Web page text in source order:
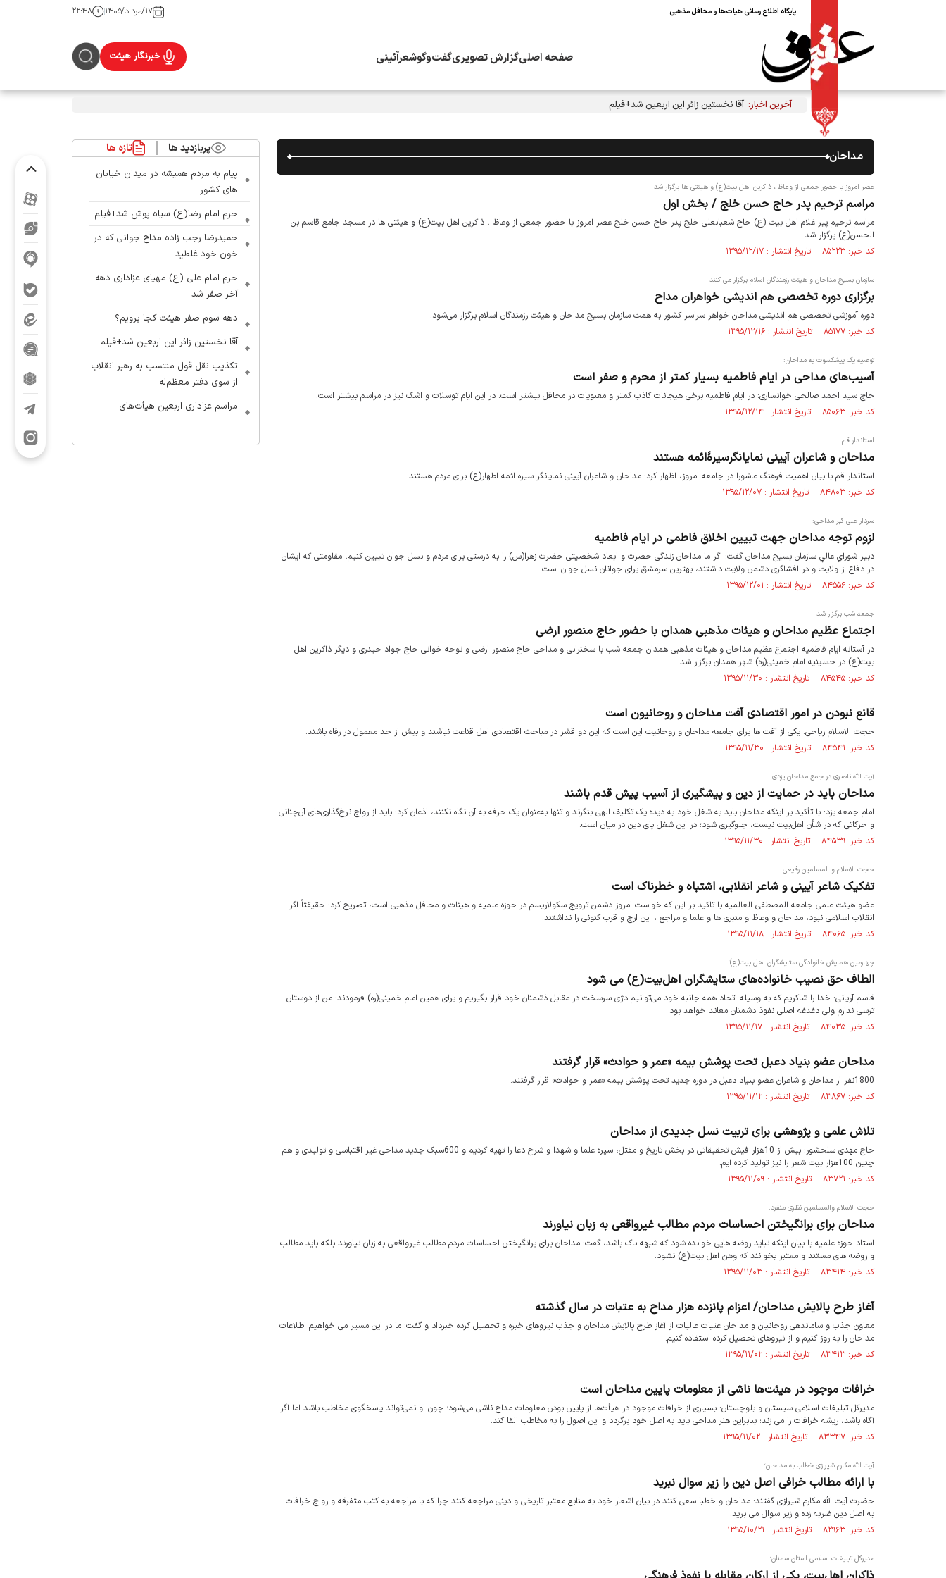
پایگاه اطلاع رسانی هیات‌ها و محافل مذهبی ۱۷/مرداد/۱۴۰۵ ۲۲:۴۸
صفحه اصلیگزارش تصویریگفت‌وگوشعرآئینی خبرنگار هیئت
آخرین اخبار: آقا نخستین زائر این اربعین شد+فیلم
مداحان
عصر امروز با حضور جمعی از وعاظ ، ذاکرین اهل بیت(ع) و هیئتی ها برگزار شد
مراسم ترحیم پدر حاج حسن خلج / بخش اول
مراسم ترحیم پیر غلام اهل بیت (ع) حاج شعبانعلی خلج پدر حاج حسن خلج عصر امروز با حضور جمعی از وعاظ ، ذاکرین اهل بیت(ع) و هیئتی ها در مسجد جامع قاسم بن
الحسن(ع) برگزار شد .
کد خبر: ۸۵۲۲۳ تاریخ انتشار : ۱۳۹۵/۱۲/۱۷
سازمان بسیج مداحان و هیئت رزمندگان اسلام برگزار می کنند
برگزاری دوره تخصصی هم اندیشی خواهران مداح
دوره آموزشی تخصصی هم اندیشی مداحان خواهر سراسر کشور به همت سازمان بسیج مداحان و هیئت رزمندگان اسلام برگزار می‌شود.
کد خبر: ۸۵۱۷۷ تاریخ انتشار : ۱۳۹۵/۱۲/۱۶
توصیه یک پیشکسوت به مداحان:
آسیب‌های مداحی در ایام فاطمیه بسیار کمتر از محرم و صفر است
حاج سید احمد صالحی خوانساری: در ایام فاطمیه برخی هیجانات کاذب کمتر و معنویات در محافل بیشتر است. در این ایام توسلات و اشک نیز در مراسم بیشتر است.
کد خبر: ۸۵۰۶۳ تاریخ انتشار : ۱۳۹۵/۱۲/۱۴
استاندار قم:
مداحان و شاعران آیینی نمایانگرسیرۀائمه هستند
استاندار قم با بیان اهمیت فرهنگ عاشورا در جامعه امروز، اظهار کرد: مداحان و شاعران آیینی نمایانگر سیره ائمه اطهار(ع) برای مردم هستند.
کد خبر: ۸۴۸۰۳ تاریخ انتشار : ۱۳۹۵/۱۲/۰۷
سردار علی‌اکبر مداحی:
لزوم توجه مداحان جهت تبیین اخلاق فاطمی در ایام فاطمیه
دبير شوراي عالي سازمان بسیج مداحان گفت: اگر ما مداحان زندگی حضرت و ابعاد شخصیتی حضرت زهرا(س) را به درستی برای مردم و نسل جوان تبیین کنیم، مقاومتی که ایشان
در دفاع از ولایت و در افشاگری دشمن ولایت داشتند، بهترین سرمشق برای جوانان نسل جوان است.
کد خبر: ۸۴۵۵۶ تاریخ انتشار : ۱۳۹۵/۱۲/۰۱
جمعه شب برگزار شد
اجتماع عظیم مداحان و هیئات مذهبی همدان با حضور حاج منصور ارضی
در آستانه ایام فاطمیه اجتماع عظیم مداحان و هیئات مذهبی همدان جمعه شب با سخنرانی و مداحی حاج منصور ارضی و نوحه خوانی حاج جواد حیدری و دیگر ذاکرین اهل
بیت(ع) در حسینیه امام خمینی(ره) شهر همدان برگزار شد.
کد خبر: ۸۴۵۴۵ تاریخ انتشار : ۱۳۹۵/۱۱/۳۰
قانع نبودن در امور اقتصادی آفت مداحان و روحانیون است
حجت الاسلام ریاحی: یکی از آفت ها برای جامعه مداحان و روحانیت این است که این دو قشر در مباحث اقتصادی اهل قناعت نباشند و بیش از حد معمول در رفاه باشند.
کد خبر: ۸۴۵۴۱ تاریخ انتشار : ۱۳۹۵/۱۱/۳۰
آیت الله ناصری در جمع مداحان یزدی:
مداحان باید در حمایت از دین و پیشگیری از آسیب پیش قدم باشند
امام جمعه یزد: با تأکید بر اینکه مداحان باید به شغل خود به دیده یک تکلیف الهی بنگرند و تنها به‌عنوان یک حرفه به آن نگاه نکنند، اذعان کرد: باید از رواج نرخ‌گذاری‌های آن‌چنانی
و حرکاتی که در شأن اهل‌بیت نیست، جلوگیری شود؛ در این شغل پای دین در میان است.
کد خبر: ۸۴۵۳۹ تاریخ انتشار : ۱۳۹۵/۱۱/۳۰
حجت الاسلام و المسلمین رفیعی:
تفکیک شاعر آیینی و شاعر انقلابی، اشتباه و خطرناک است
عضو هیئت علمی جامعه المصطفی العالمیه با تاکید بر این که خواست امروز دشمن ترویج سکولاریسم در حوزه علمیه و هیئات و محافل مذهبی است، تصریح کرد: حقیقتاً اگر
انقلاب اسلامی نبود، مداحان و وعاظ و منبری ها و علما و مراجع ، این ارج و قرب کنونی را نداشتند.
کد خبر: ۸۴۰۶۵ تاریخ انتشار : ۱۳۹۵/۱۱/۱۸
چهارمین همایش خانوادگی ستایشگران اهل بیت(ع)؛
الطاف حق نصیب خانواده‌های ستایشگران اهل‌بیت(ع) می شود
قاسم آریانی: خدا را شاکریم که به وسیله اتحاد همه جانبه خود می‌توانیم دژی سرسخت در مقابل ذشمنان خود قرار بگیریم و برای همین امام خمینی(ره) فرمودند: من از دوستان
ترسی ندارم ولی دغدغه اصلی نفوذ دشمنان معاند خواهد بود
کد خبر: ۸۴۰۳۵ تاریخ انتشار : ۱۳۹۵/۱۱/۱۷
مداحان عضو بنیاد دعبل تحت پوشش بیمه «عمر و حوادث» قرار گرفتند
1800نفر از مداحان و شاعران عضو بنیاد دعبل در دوره جدید تحت پوشش بیمه «عمر و حوادث» قرار گرفتند.
کد خبر: ۸۳۸۶۷ تاریخ انتشار : ۱۳۹۵/۱۱/۱۲
تلاش علمی و پژوهشی برای تربیت نسل جدیدی از مداحان
حاج مهدی سلحشور: بیش از 10هزار فیش تحقیقاتی در بخش تاریخ و مقتل، سیره علما و شهدا و شرح دعا را تهیه کردیم و 600سبک جدید مداحی غیر اقتباسی و تولیدی و هم
چنین 100هزار بیت شعر را نیز تولید کرده ایم.
کد خبر: ۸۳۷۲۱ تاریخ انتشار : ۱۳۹۵/۱۱/۰۹
حجت الاسلام والمسلمین نظری منفرد:
مداحان برای برانگیختن احساسات مردم مطالب غیرواقعی به زبان نیاورند
استاد حوزه علمیه با بیان اینکه نباید روضه هایی خوانده شود که شبهه ناک باشد، گفت: مداحان برای برانگیختن احساسات مردم مطالب غیرواقعی به زبان نیاورند بلکه باید مطالب
و روضه های مستند و معتبر بخوانند که وهن اهل بیت(ع) نشود.
کد خبر: ۸۳۴۱۴ تاریخ انتشار : ۱۳۹۵/۱۱/۰۳
آغاز طرح پالایش مداحان/ اعزام پانزده هزار مداح به عتبات در سال گذشته
معاون جذب و ساماندهی روحانیان و مداحان عتبات عالیات از آغاز طرح پالایش مداحان و جذب نیروهای خبره و تحصیل کرده خبرداد و گفت: ما در این مسیر می خواهیم اطلاعات
مداحان را به روز کنیم و از نیروهای تحصیل کرده استفاده کنیم.
کد خبر: ۸۳۴۱۳ تاریخ انتشار : ۱۳۹۵/۱۱/۰۲
خرافات موجود در هیئت‌ها ناشی از معلومات پایین مداحان است
مدیرکل تبلیغات اسلامی سیستان و بلوچستان: بسیاری از خرافات موجود در هیأت‌ها از پایین بودن معلومات مداح ناشی می‌شود؛ چون او نمی‌تواند پاسخگوی مخاطب باشد اما اگر
آگاه باشد، ریشه خرافات را می زند؛ بنابراین هنر مداحی باید به اصل خود برگردد و این اصول را به مخاطب القا کند.
کد خبر: ۸۳۳۴۷ تاریخ انتشار : ۱۳۹۵/۱۱/۰۲
آیت الله مکارم شیرازی خطاب به مداحان؛
با ارائه مطالب خرافی اصل دین را زیر سوال نبرید
حضرت آیت الله مکارم شیرازی گفتند: مداحان و خطبا سعی کنند در بیان اشعار خود به منابع معتبر تاریخی و دینی مراجعه کنند چرا که با مراجعه به کتب متفرقه و رواج خرافات
به اصل دین ضربه زده و زیر سوال می برید.
کد خبر: ۸۲۹۶۳ تاریخ انتشار : ۱۳۹۵/۱۰/۲۱
مدیرکل تبلیغات اسلامی استان سمنان؛
پربازدید ها تازه ها
پیام به مردم همیشه در میدان خیابان
های کشور
حرم امام رضا(ع) سیاه پوش شد+فیلم
حمیدرضا رجب زاده مداح جوانی که در
خون خود غلطید
حرم امام علی (ع) مهیای عزاداری دهه
آخر صفر شد
دهه سوم صفر هیئت کجا برویم؟
آقا نخستین زائر این اربعین شد+فیلم
تکذیب نقل قول منتسب به رهبر انقلاب
از سوی دفتر معظم‌له
مراسم عزاداری اربعین هیأت‌های